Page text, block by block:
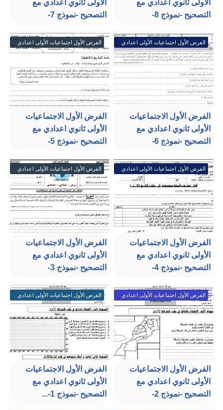
الأولى ثانوي اعدادي مع
التصحيح -نموذج 8-
الأولى ثانوي اعدادي مع
التصحيح -نموذج 7-
الفرض الأول اجتماعيات الأولى اعدادي
الدورة الأولى
الفرض الأول الاجتماعيات
الأولى ثانوي اعدادي مع
التصحيح -نموذج 6-
الفرض الأول اجتماعيات الأولى اعدادي
الدورة الأولى
الفرض الأول الاجتماعيات
الأولى ثانوي اعدادي مع
التصحيح -نموذج 5-
الفرض الأول اجتماعيات الأولى اعدادي
الدورة الأولى
الفرض الأول الاجتماعيات
الأولى ثانوي اعدادي مع
التصحيح -نموذج 4-
الفرض الأول اجتماعيات الأولى اعدادي
الدورة الأولى
الفرض الأول الاجتماعيات
الأولى ثانوي اعدادي مع
التصحيح -نموذج 3-
الفرض الأول اجتماعيات الأولى اعدادي
الدورة الأولى
الفرض الأول الاجتماعيات
الأولى ثانوي اعدادي مع
التصحيح -نموذج 2-
الفرض الأول اجتماعيات الأولى اعدادي
الدورة الأولى
الفرض الأول الاجتماعيات
الأولى ثانوي اعدادي مع
التصحيح -نموذج 1-...